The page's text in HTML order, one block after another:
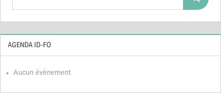
Search
AGENDA ID-FO
Aucun évènement